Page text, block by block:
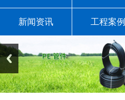
新闻资讯 工程案例